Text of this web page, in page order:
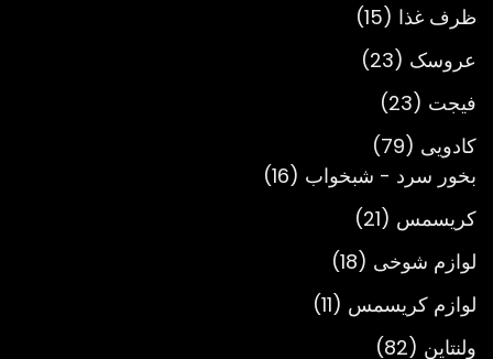
ظرف غذا 15
15
محصول
عروسک 23
23
فیجت 23
23
محصول
کادویی 79
79
محصول
بخور سرد - شبخواب 16
16
کریسمس 21
21
محصول
لوازم شوخی 18
18
محصول
لوازم کریسمس 11
11
ولنتاین 82
82